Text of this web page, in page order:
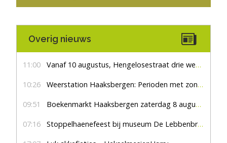
Overig nieuws
11:00 Vanaf 10 augustus, Hengelosestraat drie weken dicht voor doorgaand verkeer
10:26 Weerstation Haaksbergen: Perioden met zon en droog
09:51 Boekenmarkt Haaksbergen zaterdag 8 augustus, marktplein Haaksbergen
07:16 Stoppelhaenefeest bij museum De Lebbenbrugge